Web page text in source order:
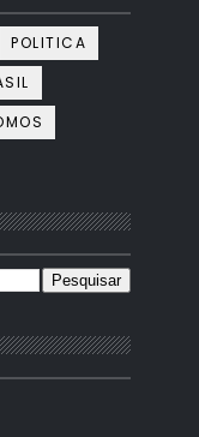
POLITICA